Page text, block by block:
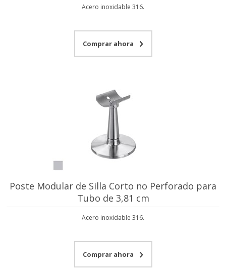
Acero inoxidable 316.
Comprar ahora
Poste Modular de Silla Corto no Perforado para
Tubo de 3,81 cm
Acero inoxidable 316.
Comprar ahora